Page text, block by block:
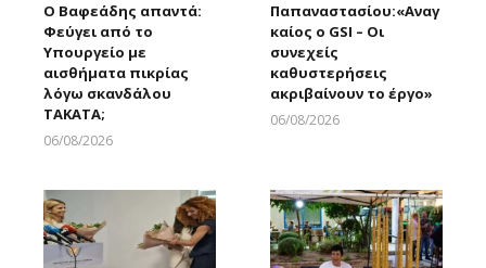
Ο Βαφεάδης απαντά:
Φεύγει από το
Υπουργείο με
αισθήματα πικρίας
λόγω σκανδάλου
ΤΑΚΑΤΑ;
06/08/2026
Παπαναστασίου:«Αναγ
καίος ο GSI – Οι
συνεχείς
καθυστερήσεις
ακριβαίνουν το έργο»
06/08/2026